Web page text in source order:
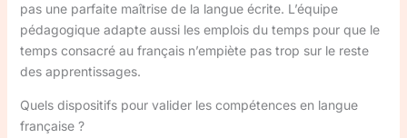
pas une parfaite maîtrise de la langue écrite. L’équipe
pédagogique adapte aussi les emplois du temps pour que le
temps consacré au français n’empiète pas trop sur le reste
des apprentissages.
Quels dispositifs pour valider les compétences en langue
française ?